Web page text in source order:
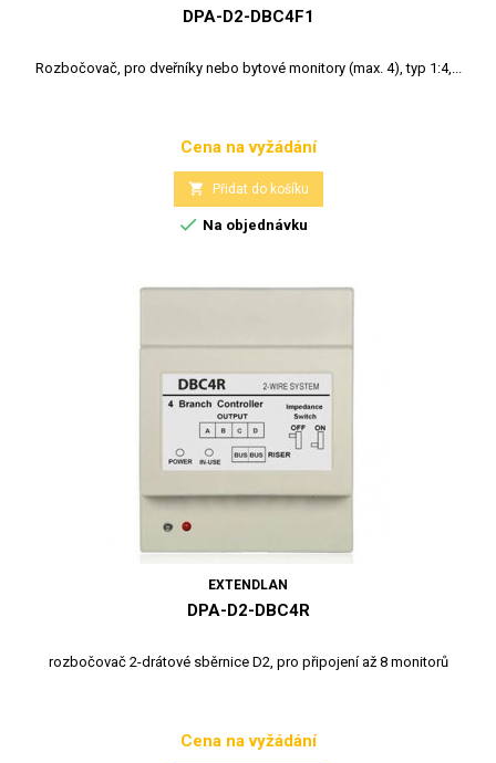
DPA-D2-DBC4F1
Rozbočovač, pro dveřníky nebo bytové monitory (max. 4), typ 1:4,...
Cena
Cena na vyžádání
 Přidat do košíku
 Na objednávku
EXTENDLAN
DPA-D2-DBC4R
rozbočovač 2-drátové sběrnice D2, pro připojení až 8 monitorů
Cena
Cena na vyžádání